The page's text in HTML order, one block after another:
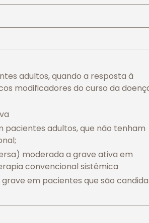
adultos, quando a resposta à
modificadores do curso da
adultos, que não tenham
moderada a grave ativa em
convencional sistêmica
em pacientes que são